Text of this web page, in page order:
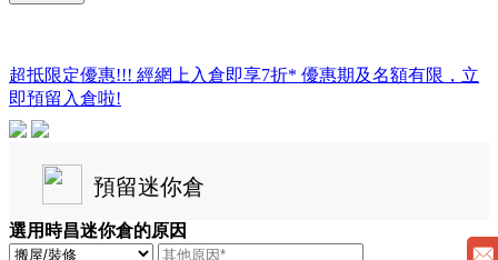
超抵限定優惠!!! 經網上入倉即享7折* 優惠期及名額有限，立
即預留入倉啦!
預留迷你倉
選用時昌迷你倉的原因